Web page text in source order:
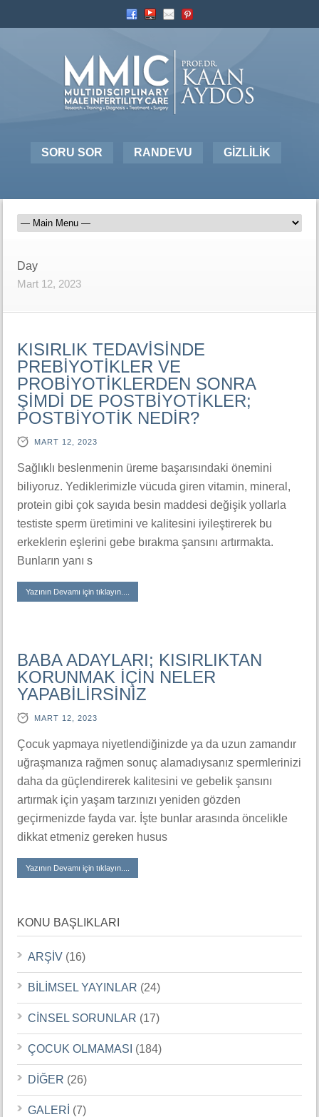
SORU SOR RANDEVU GİZLİLİK
Day
Mart 12, 2023
KISIRLIK TEDAVİSİNDE
PREBİYOTİKLER VE
PROBİYOTİKLERDEN SONRA
ŞİMDİ DE POSTBİYOTİKLER;
POSTBİYOTİK NEDİR?
MART 12, 2023
Sağlıklı beslenmenin üreme başarısındaki önemini
biliyoruz. Yediklerimizle vücuda giren vitamin, mineral,
protein gibi çok sayıda besin maddesi değişik yollarla
testiste sperm üretimini ve kalitesini iyileştirerek bu
erkeklerin eşlerini gebe bırakma şansını artırmakta.
Bunların yanı s
Yazının Devamı için tıklayın....
BABA ADAYLARI; KISIRLIKTAN
KORUNMAK İÇİN NELER
YAPABİLİRSİNİZ
MART 12, 2023
Çocuk yapmaya niyetlendiğinizde ya da uzun zamandır
uğraşmanıza rağmen sonuç alamadıysanız spermlerinizi
daha da güçlendirerek kalitesini ve gebelik şansını
artırmak için yaşam tarzınızı yeniden gözden
geçirmenizde fayda var. İşte bunlar arasında öncelikle
dikkat etmeniz gereken husus
Yazının Devamı için tıklayın....
KONU BAŞLIKLARI
ARŞİV (16)
BİLİMSEL YAYINLAR (24)
CİNSEL SORUNLAR (17)
ÇOCUK OLMAMASI (184)
DİĞER (26)
GALERİ (7)